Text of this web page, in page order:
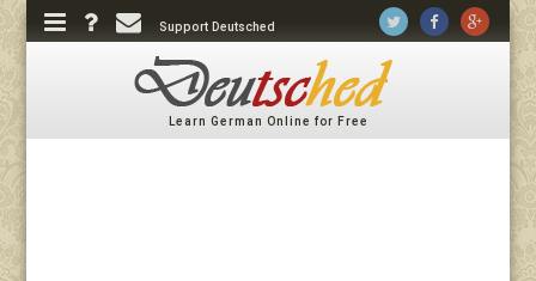
Support Deutsched
Learn German Online for Free